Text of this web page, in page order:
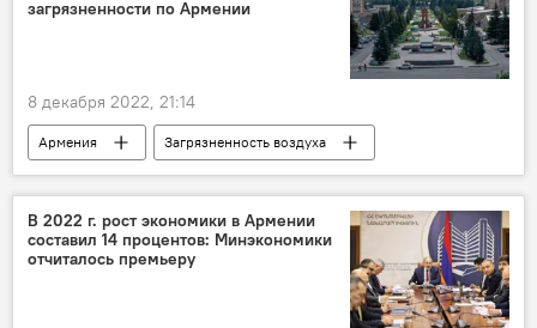
загрязненности по Армении
8 декабря 2022, 21:14
Армения
Загрязненность воздуха
область
Ереван
В 2022 г. рост экономики в Армении
составил 14 процентов: Минэкономики
отчиталось премьеру